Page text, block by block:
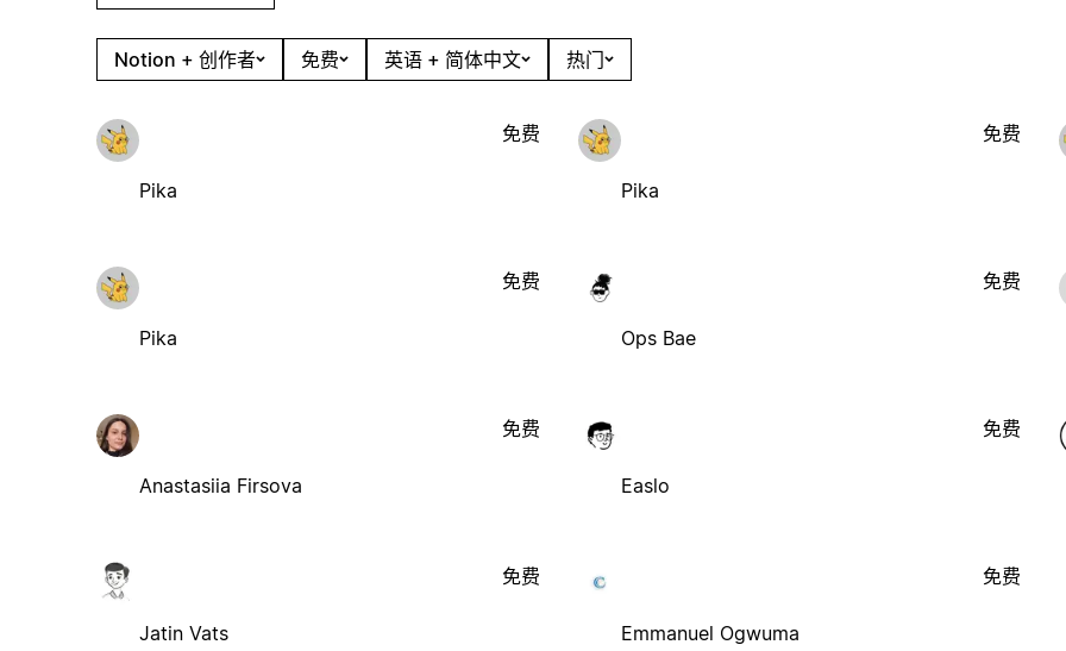
Notion + 创作者 免费 英语 + 简体中文 热门
Pika
免费
Pika
免费
Pika
免费
Ops Bae
免费
Anastasiia Firsova
免费
Easlo
免费
Jatin Vats
免费
Emmanuel Ogwuma
免费